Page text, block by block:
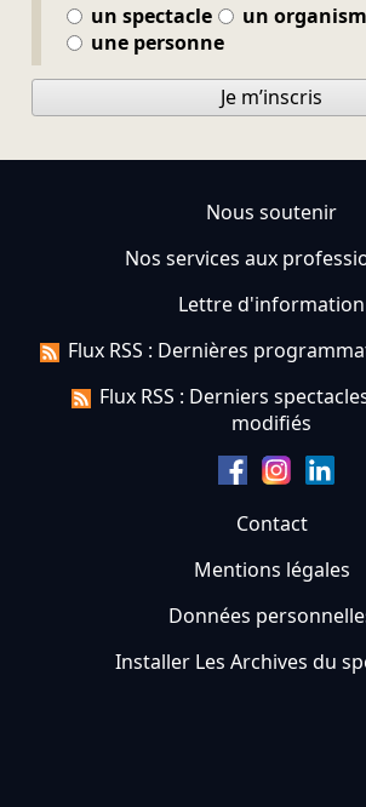
un spectacle
un
une personne
Je m’inscris
Nous soutenir
Nos services aux
Lettre d'information
Flux RSS : Dernières
Flux RSS : Derniers
modifiés
Contact
Mentions légales
Données
Installer Les Archives du